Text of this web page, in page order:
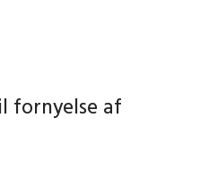
fornyelse af